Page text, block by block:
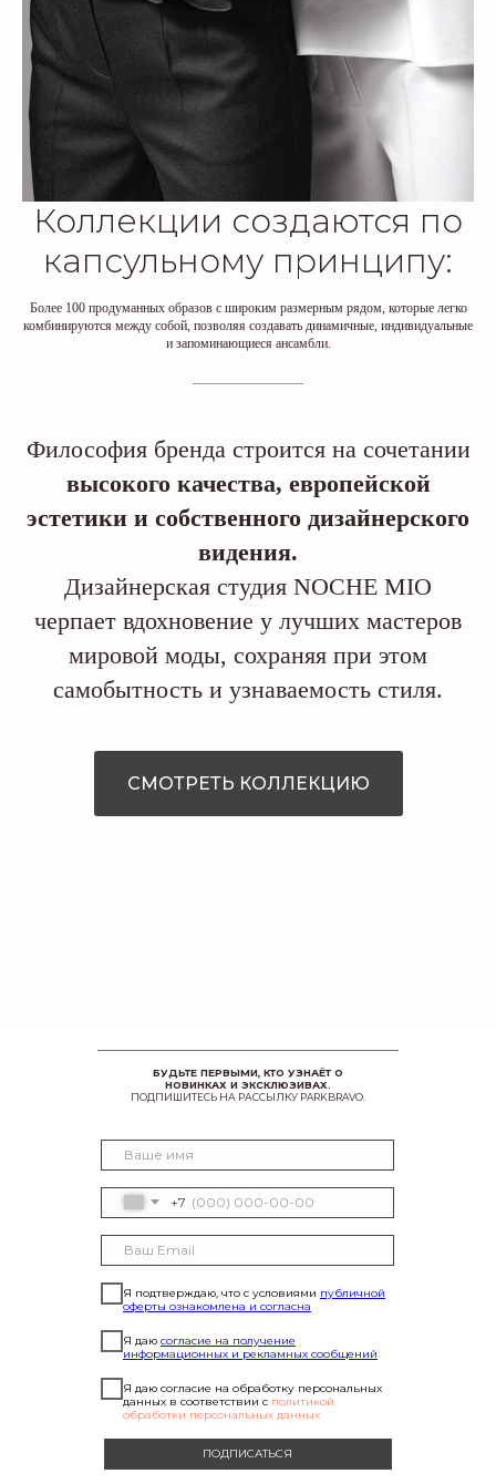
Коллекции создаются по
капсульному принципу:
Более 100 продуманных образов с широким размерным рядом, которые легко
комбинируются между собой, позволяя создавать динамичные, индивидуальные
и запоминающиеся ансамбли.
Философия бренда строится на сочетании
высокого качества, европейской
эстетики и собственного дизайнерского
видения.
Дизайнерская студия NOCHE MIO
черпает вдохновение у лучших мастеров
мировой моды, сохраняя при этом
самобытность и узнаваемость стиля.
СМОТРЕТЬ КОЛЛЕКЦИЮ
+7
Я подтверждаю, что с условиями публичной
оферты ознакомлена и согласна
Я даю согласие на получение
информационных и рекламных сообщений
Я даю согласие на обработку персональных
данных в соответствии с политикой
обработки персональных данных
ПОДПИСАТЬСЯ
БУДЬТЕ ПЕРВЫМИ, КТО УЗНАЁТ О
НОВИНКАХ И ЭКСКЛЮЗИВАХ.
ПОДПИШИТЕСЬ НА РАССЫЛКУ PARKBRAVO.